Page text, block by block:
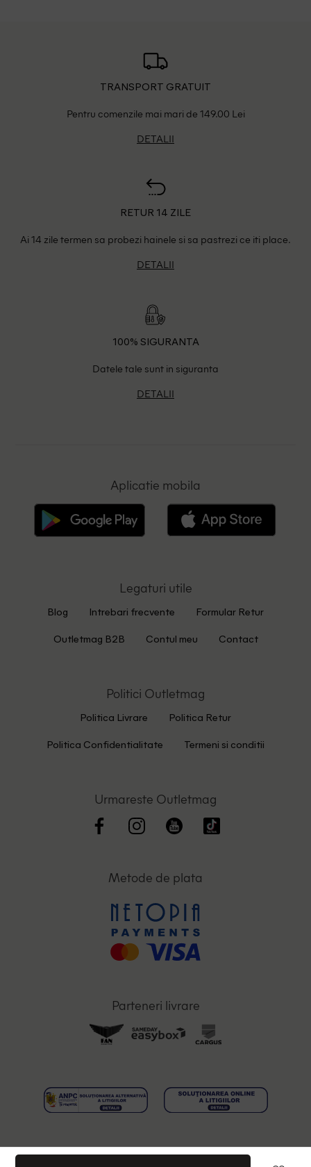
TRANSPORT GRATUIT
Pentru comenzile mai mari de 149.00 Lei
DETALII
RETUR 14 ZILE
Ai 14 zile termen sa probezi hainele si sa pastrezi ce iti place.
DETALII
100% SIGURANTA
Datele tale sunt in siguranta
DETALII
Aplicatie mobila
Legaturi utile
Blog Intrebari frecvente Formular Retur
Outletmag B2B Contul meu Contact
Politici Outletmag
Politica Livrare Politica Retur
Politica Confidentialitate Termeni si conditii
Urmareste Outletmag
Metode de plata
Parteneri livrare